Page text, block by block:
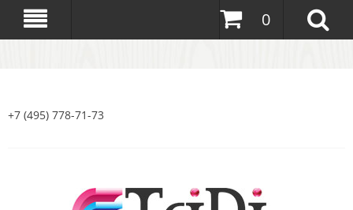
0
+7 (495) 778-71-73